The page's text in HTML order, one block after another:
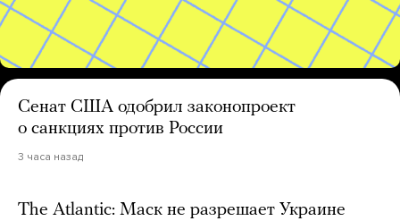
Сенат США одобрил законопроект
о санкциях против России
3 часа назад
The Atlantic: Маск не разрешает Украине